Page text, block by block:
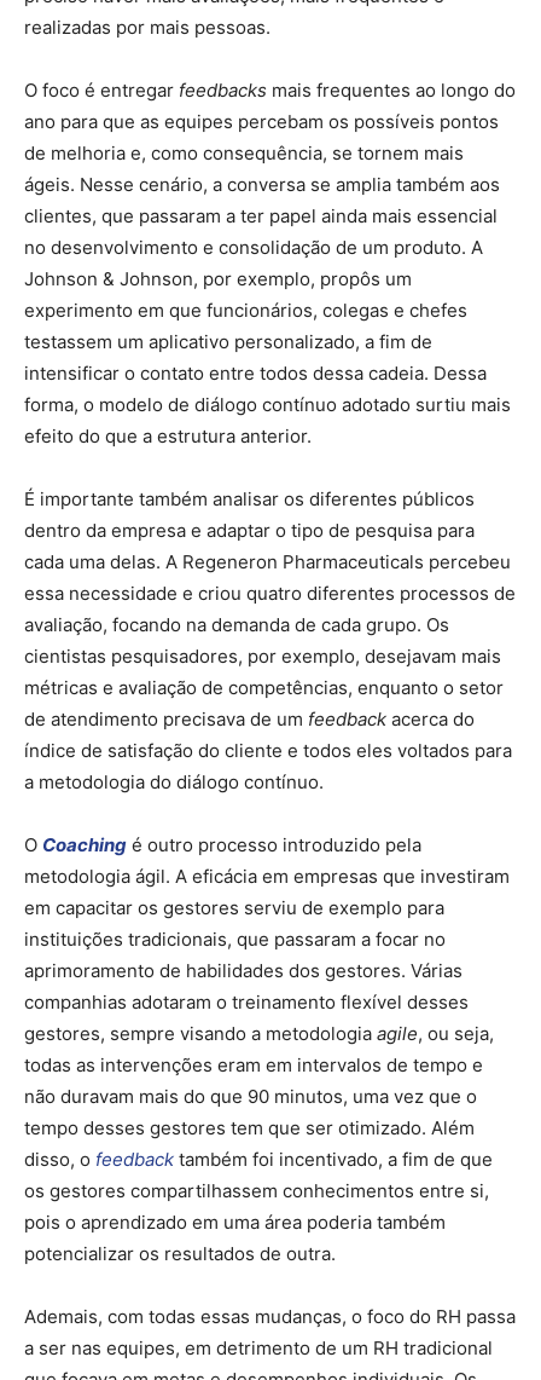
realizadas por mais pessoas.
O foco é entregar feedbacks mais frequentes ao longo do
ano para que as equipes percebam os possíveis pontos
de melhoria e, como consequência, se tornem mais
ágeis. Nesse cenário, a conversa se amplia também aos
clientes, que passaram a ter papel ainda mais essencial
no desenvolvimento e consolidação de um produto. A
Johnson & Johnson, por exemplo, propôs um
experimento em que funcionários, colegas e chefes
testassem um aplicativo personalizado, a fim de
intensificar o contato entre todos dessa cadeia. Dessa
forma, o modelo de diálogo contínuo adotado surtiu mais
efeito do que a estrutura anterior.
É importante também analisar os diferentes públicos
dentro da empresa e adaptar o tipo de pesquisa para
cada uma delas. A Regeneron Pharmaceuticals percebeu
essa necessidade e criou quatro diferentes processos de
avaliação, focando na demanda de cada grupo. Os
cientistas pesquisadores, por exemplo, desejavam mais
métricas e avaliação de competências, enquanto o setor
de atendimento precisava de um feedback acerca do
índice de satisfação do cliente e todos eles voltados para
a metodologia do diálogo contínuo.
O Coaching é outro processo introduzido pela
metodologia ágil. A eficácia em empresas que investiram
em capacitar os gestores serviu de exemplo para
instituições tradicionais, que passaram a focar no
aprimoramento de habilidades dos gestores. Várias
companhias adotaram o treinamento flexível desses
gestores, sempre visando a metodologia agile, ou seja,
todas as intervenções eram em intervalos de tempo e
não duravam mais do que 90 minutos, uma vez que o
tempo desses gestores tem que ser otimizado. Além
disso, o feedback também foi incentivado, a fim de que
os gestores compartilhassem conhecimentos entre si,
pois o aprendizado em uma área poderia também
potencializar os resultados de outra.
Ademais, com todas essas mudanças, o foco do RH passa
a ser nas equipes, em detrimento de um RH tradicional